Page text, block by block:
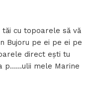
cu topoarele să vă
Bujoru pe ei pe ei pe
direct ești tu
p……ulii mele Marine